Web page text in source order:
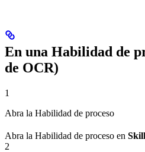
En una Habilidad de
de OCR)
1
Abra la Habilidad de proceso
Abra la Habilidad de proceso en
2